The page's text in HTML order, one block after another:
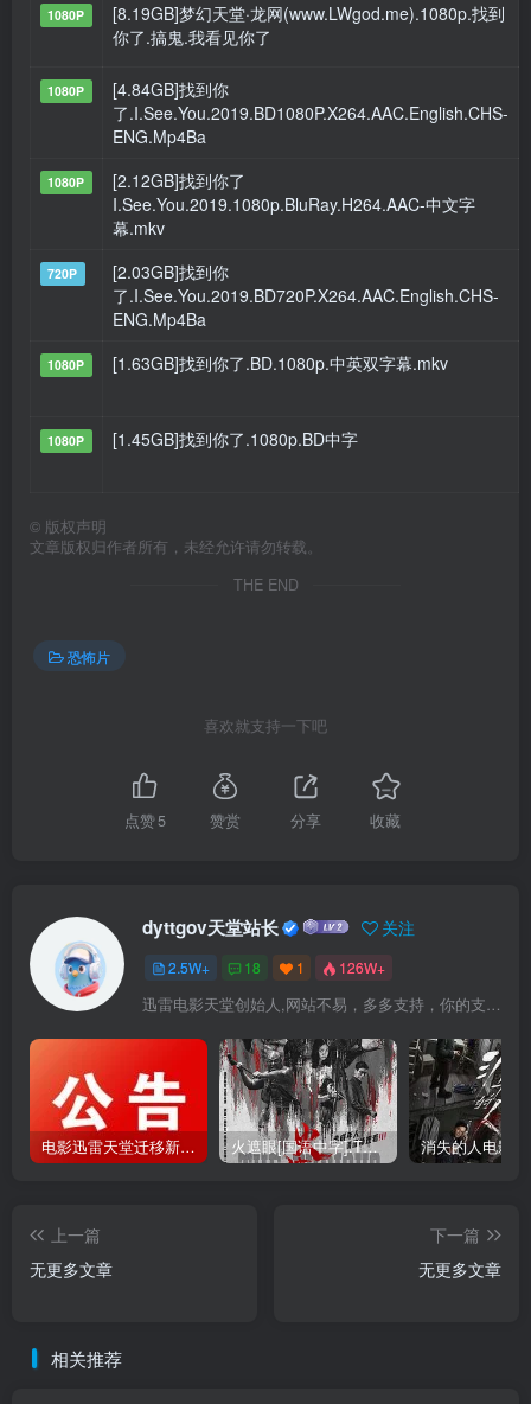
1080P
[8.19GB]梦幻天堂·龙网(www.LWgod.me).1080p.找到
你了.搞鬼.我看见你了
1080P
[4.84GB]找到你
了.I.See.You.2019.BD1080P.X264.AAC.English.CHS-
ENG.Mp4Ba
1080P
[2.12GB]找到你了
I.See.You.2019.1080p.BluRay.H264.AAC-中文字
幕.mkv
720P
[2.03GB]找到你
了.I.See.You.2019.BD720P.X264.AAC.English.CHS-
ENG.Mp4Ba
1080P [1.63GB]找到你了.BD.1080p.中英双字幕.mkv
1080P [1.45GB]找到你了.1080p.BD中字
© 版权声明
文章版权归作者所有，未经允许请勿转载。
THE END
恐怖片
喜欢就支持一下吧
点赞5 赞赏 分享 收藏
dyttgov天堂站长 关注
2.5W+ 18 1 126W+
迅雷电影天堂创始人,网站不易，多多支持，你的支持，是我前进的动力！
电影迅雷天堂迁移新服务器,正常更新，维护完毕! 火遮眼[国语中字].The.Furious.2026.1080p+2160p高清下载
上一篇
无更多文章
下一篇
无更多文章
相关推荐